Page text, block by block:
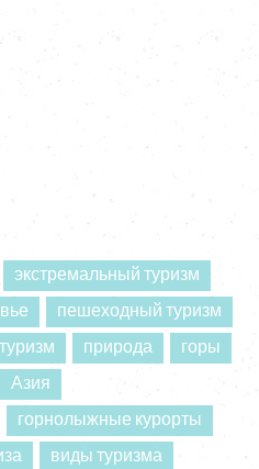
экстремальный туризм
пешеходный туризм
природа
горы
Азия
горнолыжные курорты
виды туризма